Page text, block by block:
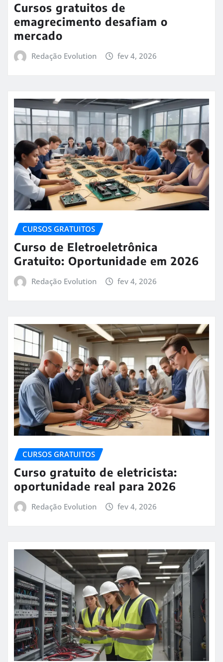
Cursos gratuitos de
emagrecimento desafiam o
mercado
Redação Evolution fev 4, 2026
CURSOS GRATUITOS
Curso de Eletroeletrônica
Gratuito: Oportunidade em 2026
Redação Evolution fev 4, 2026
CURSOS GRATUITOS
Curso gratuito de eletricista:
oportunidade real para 2026
Redação Evolution fev 4, 2026